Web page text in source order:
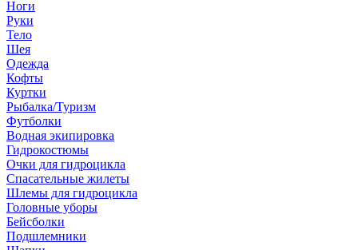
Ноги
Руки
Тело
Шея
Одежда
Кофты
Куртки
Рыбалка/Туризм
Футболки
Водная экипировка
Гидрокостюмы
Очки для гидроцикла
Спасательные жилеты
Шлемы для гидроцикла
Головные уборы
Бейсболки
Подшлемники